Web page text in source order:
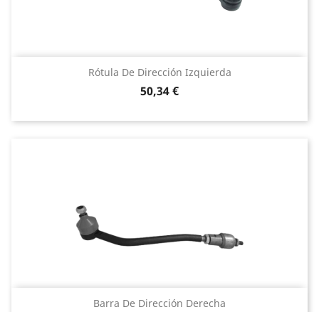
Rótula De Dirección Izquierda
Precio
50,34 €
Barra De Dirección Derecha